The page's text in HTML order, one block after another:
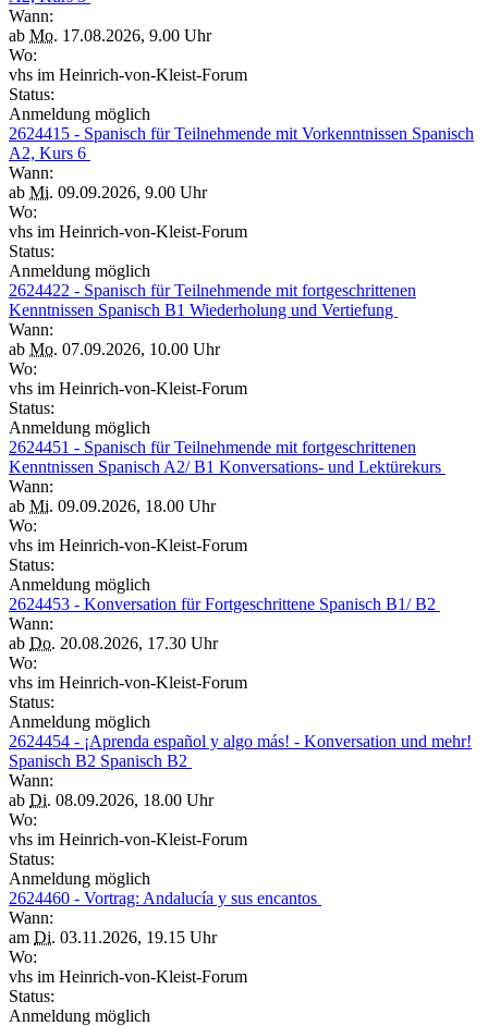
Wann:
ab Mo. 17.08.2026, 9.00 Uhr
Wo:
vhs im Heinrich-von-Kleist-Forum
Status:
Anmeldung möglich
2624415 - Spanisch für Teilnehmende mit Vorkenntnissen Spanisch
A2, Kurs 6
Wann:
ab Mi. 09.09.2026, 9.00 Uhr
Wo:
vhs im Heinrich-von-Kleist-Forum
Status:
Anmeldung möglich
2624422 - Spanisch für Teilnehmende mit fortgeschrittenen
Kenntnissen Spanisch B1 Wiederholung und Vertiefung
Wann:
ab Mo. 07.09.2026, 10.00 Uhr
Wo:
vhs im Heinrich-von-Kleist-Forum
Status:
Anmeldung möglich
2624451 - Spanisch für Teilnehmende mit fortgeschrittenen
Kenntnissen Spanisch A2/ B1 Konversations- und Lektürekurs
Wann:
ab Mi. 09.09.2026, 18.00 Uhr
Wo:
vhs im Heinrich-von-Kleist-Forum
Status:
Anmeldung möglich
2624453 - Konversation für Fortgeschrittene Spanisch B1/ B2
Wann:
ab Do. 20.08.2026, 17.30 Uhr
Wo:
vhs im Heinrich-von-Kleist-Forum
Status:
Anmeldung möglich
2624454 - ¡Aprenda español y algo más! - Konversation und mehr!
Spanisch B2 Spanisch B2
Wann:
ab Di. 08.09.2026, 18.00 Uhr
Wo:
vhs im Heinrich-von-Kleist-Forum
Status:
Anmeldung möglich
2624460 - Vortrag: Andalucía y sus encantos
Wann:
am Di. 03.11.2026, 19.15 Uhr
Wo:
vhs im Heinrich-von-Kleist-Forum
Status:
Anmeldung möglich